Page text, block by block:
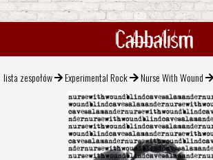
Cabbalism
lista zespołów Experimental Rock Nurse With Wound